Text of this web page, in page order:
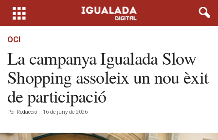
OCI
La campanya Igualada Slow
Shopping assoleix un nou èxit
de participació
Por Redacció - 16 de juny de 2026